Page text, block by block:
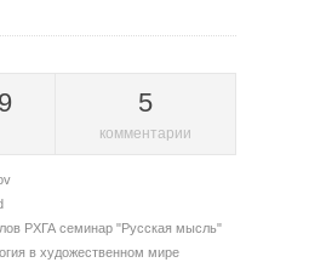
5
комментарии
РХГА семинар "Русская мысль"
в художественном мире